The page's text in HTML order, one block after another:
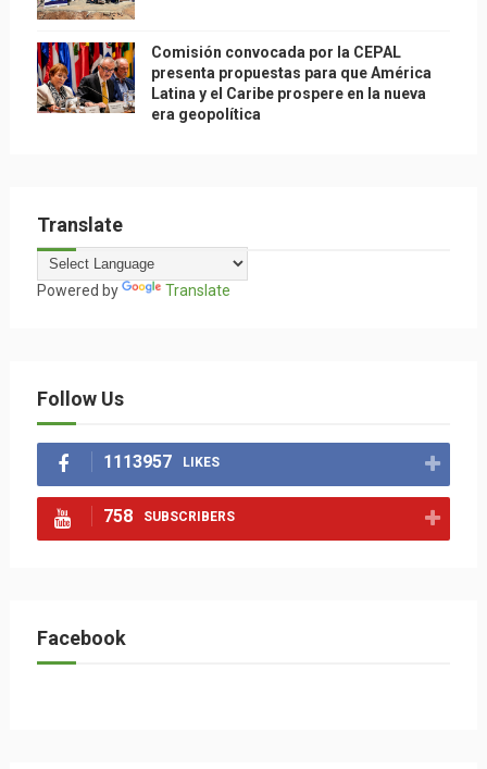
Comisión convocada por la CEPAL
presenta propuestas para que América
Latina y el Caribe prospere en la nueva
era geopolítica
Translate
Powered by Translate
Follow Us
1113957 LIKES
758 SUBSCRIBERS
Facebook